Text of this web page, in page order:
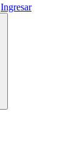
Ingresar